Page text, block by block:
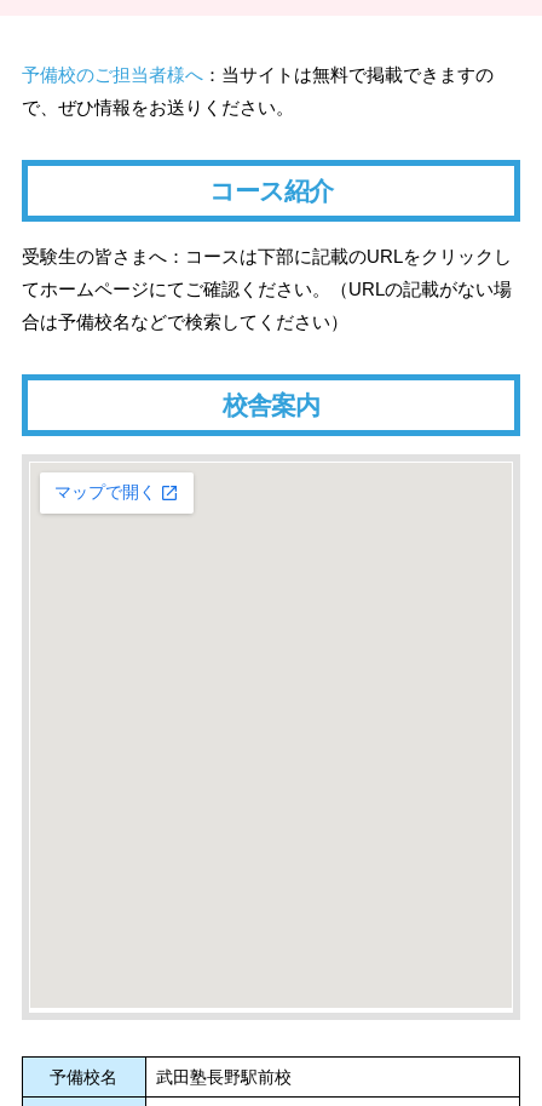
予備校のご担当者様へ：当サイトは無料で掲載できますの
で、ぜひ情報をお送りください。
コース紹介
受験生の皆さまへ：コースは下部に記載のURLをクリックし
てホームページにてご確認ください。（URLの記載がない場
合は予備校名などで検索してください）
校舎案内
予備校名 武田塾長野駅前校